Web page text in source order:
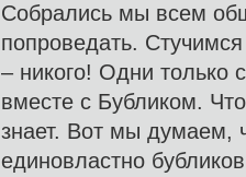
Собрались мы всем
попроведать.
– никого! Одни только
вместе с Бубликом.
знает. Вот мы думаем,
единовластно